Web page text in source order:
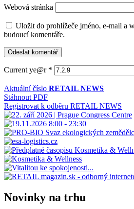
Webová stránka
Uložit do prohlížeče jméno, e-mail a
budoucí komentáře.
Current ye@r *
Aktuální číslo RETAIL NEWS
Stáhnout PDF
Registrovat k odběru RETAIL NEWS
Novinky na trhu